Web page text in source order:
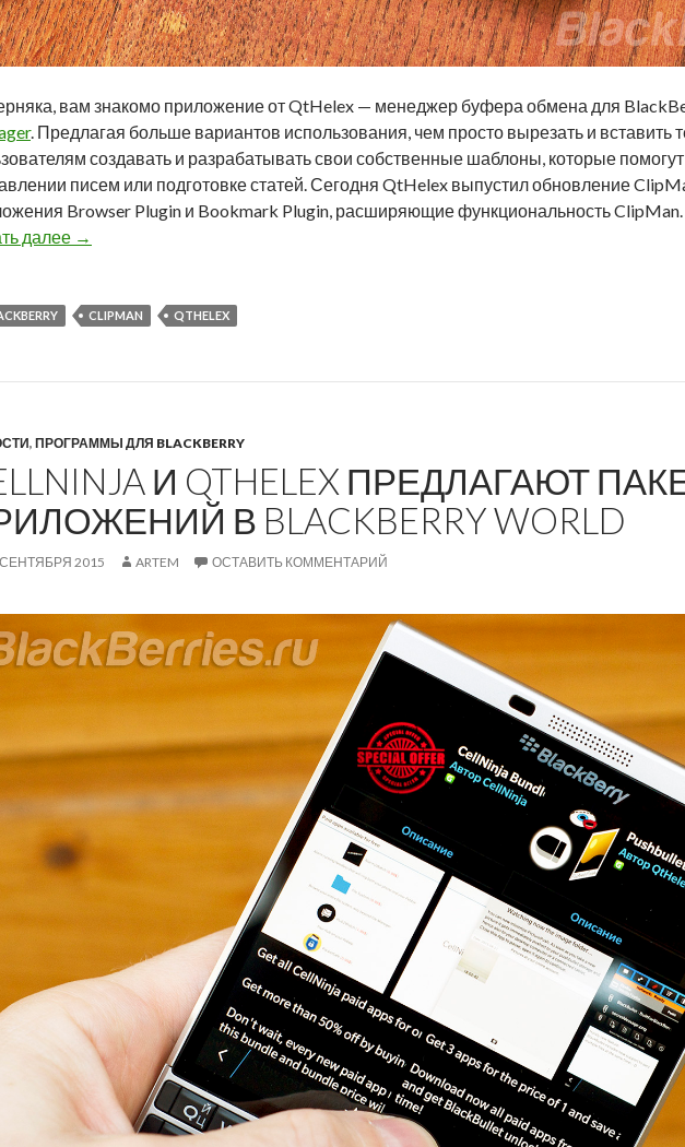
вам знакомо приложение от QtHelex — менеджер буфера обмена для
. Предлагая больше вариантов использования, чем просто вырезать и вставить
создавать и разрабатывать свои собственные шаблоны, которые
писем или подготовке статей. Сегодня QtHelex выпустил обновление
Browser Plugin и Bookmark Plugin, расширяющие функциональность ClipMan.
далее Browser Plugin и Bookmark Plugin для ClipMan от QtHelex
→
CLIPMAN QTHELEX
, ПРОГРАММЫ ДЛЯ BLACKBERRY
И QTHELEX ПРЕДЛАГАЮТ
В BLACKBERRY WORLD
2015 ARTEM ОСТАВИТЬ КОММЕНТАРИЙ